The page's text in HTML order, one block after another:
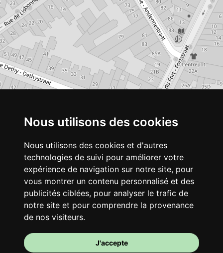
Nous utilisons des cookies
Nous utilisons des cookies et d'autres
technologies de suivi pour améliorer votre
expérience de navigation sur notre site, pour
vous montrer un contenu personnalisé et des
publicités ciblées, pour analyser le trafic de
notre site et pour comprendre la provenance
de nos visiteurs.
J'accepte